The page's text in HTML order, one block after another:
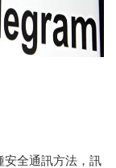
安全通訊方法，訊